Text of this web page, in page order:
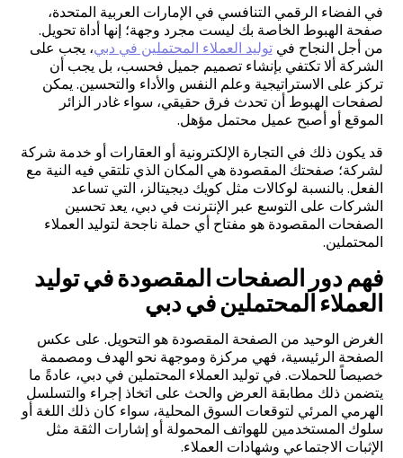
في الفضاء الرقمي التنافسي في الإمارات العربية المتحدة،
صفحة الهبوط الخاصة بك ليست مجرد وجهة؛ إنها أداة تحويل.
من أجل النجاح فيتوليد العملاء المحتملين في دبي، يجب على
الشركة ألا تكتفي بإنشاء تصميم جميل فحسب، بل يجب أن
تركز على الاستراتيجية وعلم النفس والأداء والتحسين. يمكن
لصفحات الهبوط أن تحدث فرق حقيقي، سواء غادر الزائر
الموقع أو أصبح عميل محتمل مؤهل.
قد يكون ذلك في التجارة الإلكترونية أو العقارات أو خدمة شركة
لشركة؛ صفحتك المقصودة هي المكان الذي تلتقي فيه النية مع
الفعل. بالنسبة لوكالات مثل كويك ديجيتالز، التي تساعد
الشركات على التوسع عبر الإنترنت في دبي، يعد تحسين
الصفحات المقصودة هو مفتاح أي حملة ناجحة لتوليد العملاء
المحتملين.
فهم دور الصفحات المقصودة في توليد
العملاء المحتملين في دبي
الغرض الوحيد من الصفحة المقصودة هو التحويل. على عكس
الصفحة الرئيسية، فهي مركزة وموجهة نحو الهدف ومصممة
خصيصاً للحملات. في توليد العملاء المحتملين في دبي، عادةً ما
يتضمن ذلك مطابقة العرض والحث على اتخاذ إجراء والتسلسل
الهرمي المرئي لتوقعات السوق المحلية، سواء كان ذلك اللغة أو
سلوك المستخدمين للهواتف المحمولة أو إشارات الثقة مثل
الإثبات الاجتماعي وشهادات العملاء.